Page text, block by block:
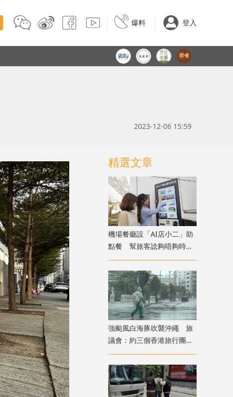
爆料 登入
2023-12-06 15:59
精選文章
機場餐廳設「AI店小二」助
點餐 幫旅客諗夠唔夠時間
食完先上機
強颱風白海豚吹襲沖繩 旅
議會：約三個香港旅行團在
當地全部安全